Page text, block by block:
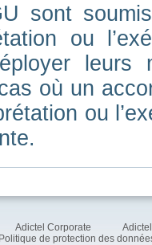
sont
ou
où un
ou
Adictel Corporate
Politique de protection des